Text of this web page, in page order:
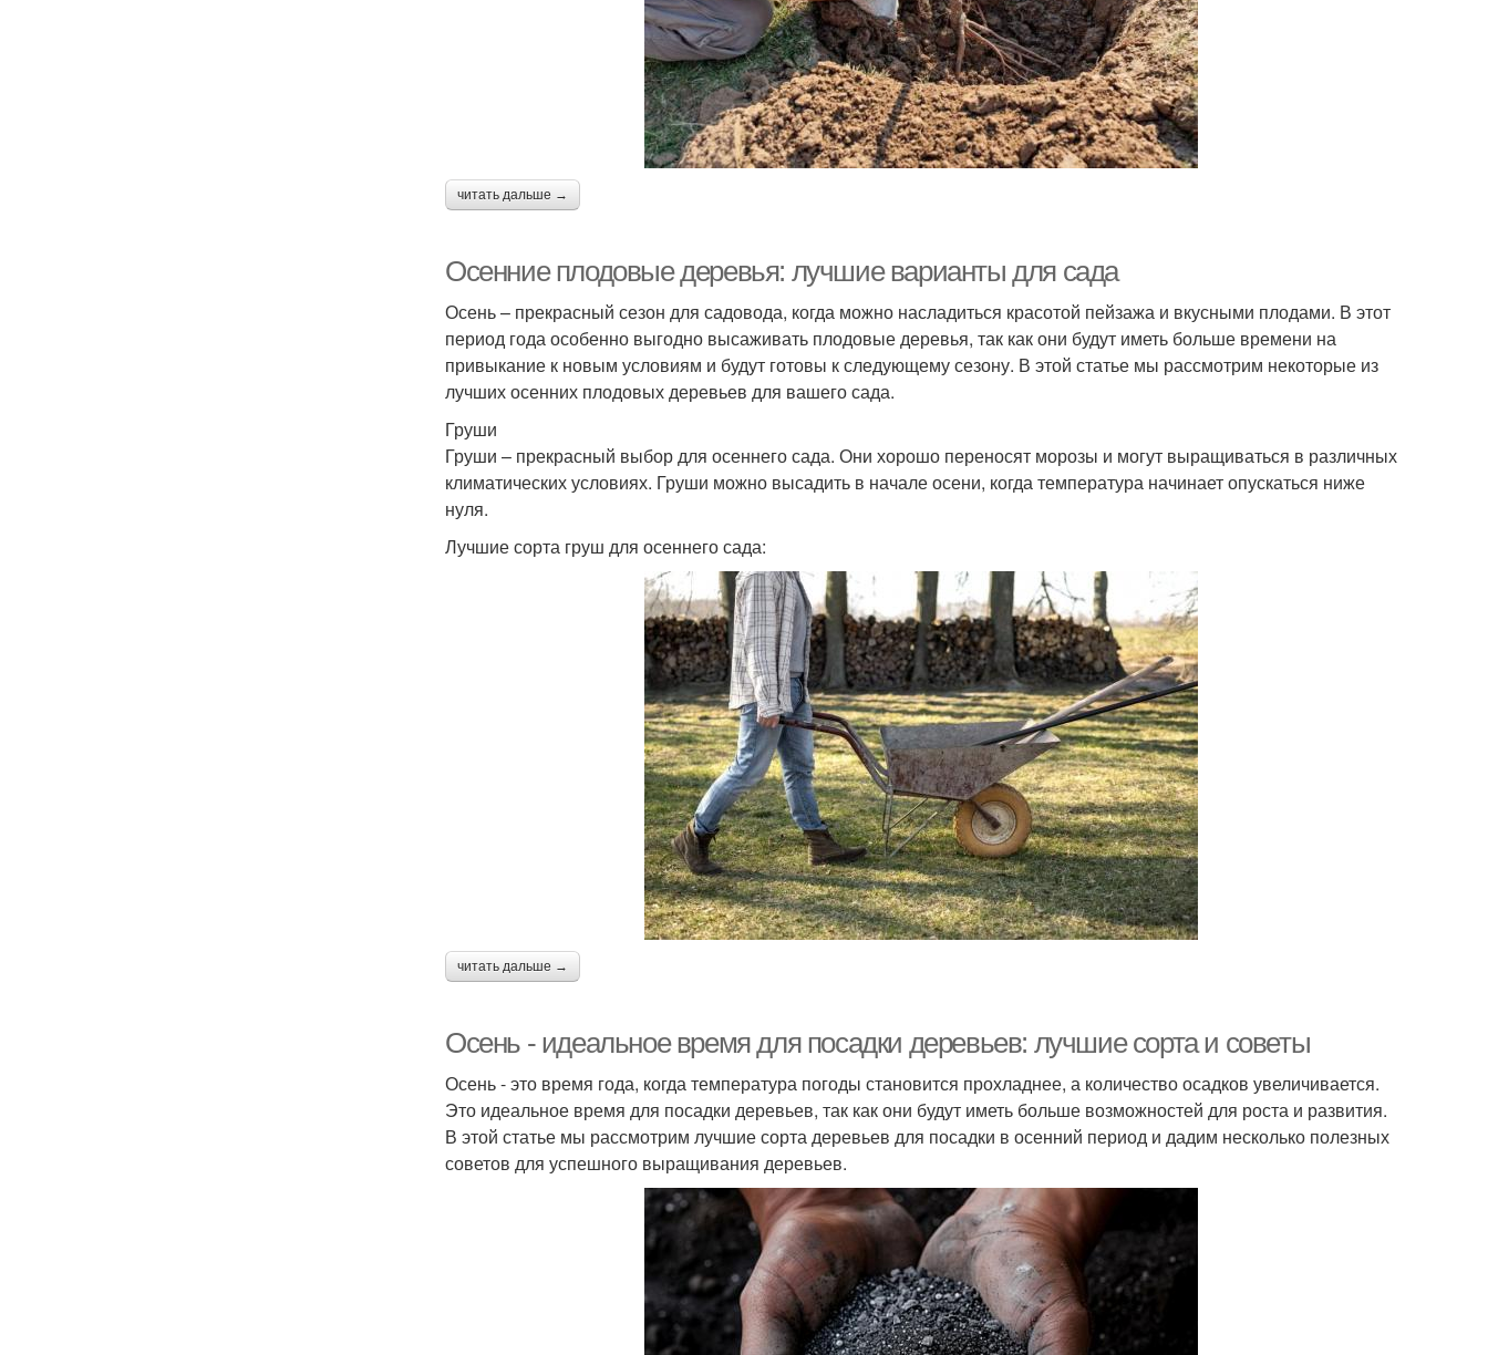
читать дальше →
Осенние плодовые деревья: лучшие варианты для сада
Осень – прекрасный сезон для садовода, когда можно насладиться красотой пейзажа и вкусными плодами. В этот
период года особенно выгодно высаживать плодовые деревья, так как они будут иметь больше времени на
привыкание к новым условиям и будут готовы к следующему сезону. В этой статье мы рассмотрим некоторые из
лучших осенних плодовых деревьев для вашего сада.
Груши
Груши – прекрасный выбор для осеннего сада. Они хорошо переносят морозы и могут выращиваться в различных
климатических условиях. Груши можно высадить в начале осени, когда температура начинает опускаться ниже
нуля.
Лучшие сорта груш для осеннего сада:
читать дальше →
Осень - идеальное время для посадки деревьев: лучшие сорта и советы
Осень - это время года, когда температура погоды становится прохладнее, а количество осадков увеличивается.
Это идеальное время для посадки деревьев, так как они будут иметь больше возможностей для роста и развития.
В этой статье мы рассмотрим лучшие сорта деревьев для посадки в осенний период и дадим несколько полезных
советов для успешного выращивания деревьев.